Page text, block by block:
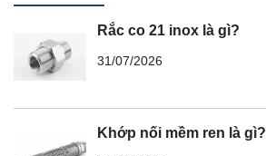
Rắc co 21 inox là gì?
31/07/2026
Khớp nối mềm ren là gì?